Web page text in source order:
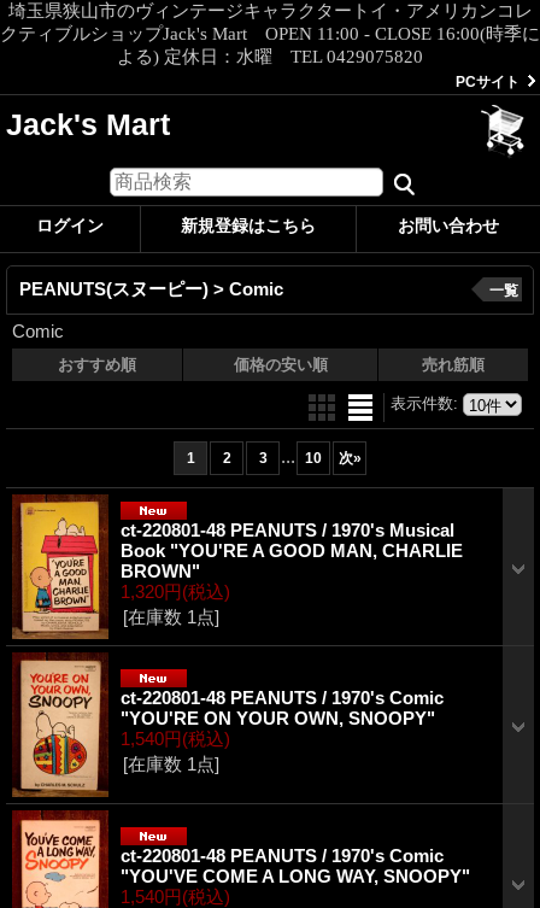
埼玉県狭山市のヴィンテージキャラクタートイ・アメリカンコレ
クティブルショップJack's Mart OPEN 11:00 - CLOSE 16:00(時季に
よる) 定休日：水曜 TEL 0429075820
PCサイト
Jack's Mart
ログイン 新規登録はこちら お問い合わせ
PEANUTS(スヌーピー) > Comic
Comic
一覧
おすすめ順 価格の安い順 売れ筋順
表示件数:
1 2 3 ... 10 次»
ct-220801-48 PEANUTS / 1970's Musical
Book "YOU'RE A GOOD MAN, CHARLIE
BROWN"
1,320円(税込)
[在庫数 1点]
ct-220801-48 PEANUTS / 1970's Comic
"YOU'RE ON YOUR OWN, SNOOPY"
1,540円(税込)
[在庫数 1点]
ct-220801-48 PEANUTS / 1970's Comic
"YOU'VE COME A LONG WAY, SNOOPY"
1,540円(税込)